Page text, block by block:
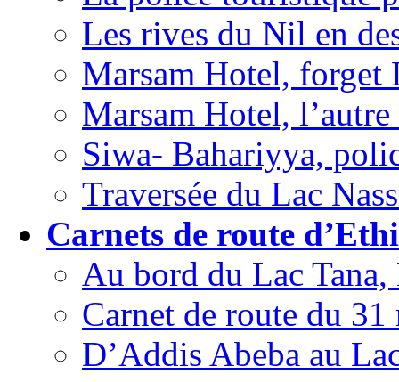
Les rives du Nil en
Marsam Hotel, forget
Marsam Hotel,
Siwa- Bahariyya,
Traversée du Lac
Carnets de route
Au bord du Lac
Carnet de route du
D’Addis Abeba au